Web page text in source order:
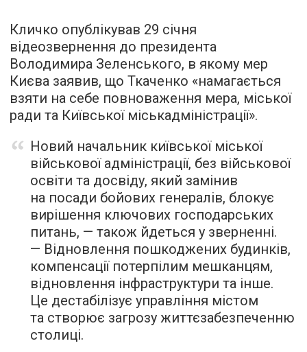
Кличко опублікував 29 січня
відеозвернення до президента
Володимира Зеленського, в якому мер
Києва заявив, що Ткаченко «намагається
взяти на себе повноваження мера, міської
ради та Київської міськадміністрації».
Новий начальник київської міської
військової адміністрації, без військової
освіти та досвіду, який замінив
на посади бойових генералів, блокує
вирішення ключових господарських
питань, — також йдеться у зверненні.
— Відновлення пошкоджених будинків,
компенсації потерпілим мешканцям,
відновлення інфраструктури та інше.
Це дестабілізує управління містом
та створює загрозу життєзабезпеченню
столиці.